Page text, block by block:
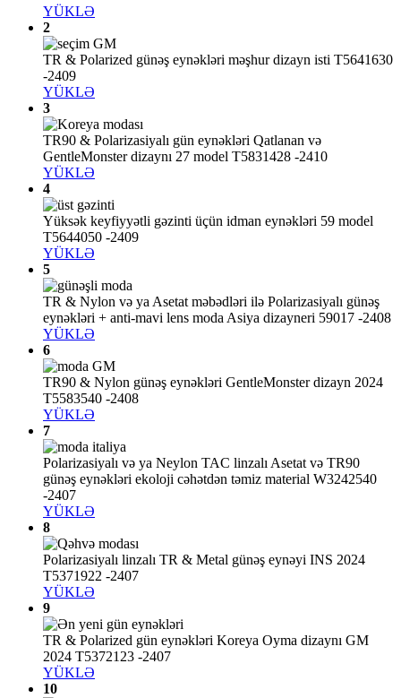
YÜKLƏ
2
TR & Polarized günəş eynəkləri məşhur dizayn isti T5641630
-2409
YÜKLƏ
3
TR90 & Polarizasiyalı gün eynəkləri Qatlanan və
GentleMonster dizaynı 27 model T5831428 -2410
YÜKLƏ
4
Yüksək keyfiyyətli gəzinti üçün idman eynəkləri 59 model
T5644050 -2409
YÜKLƏ
5
TR & Nylon və ya Asetat məbədləri ilə Polarizasiyalı günəş
eynəkləri + anti-mavi lens moda Asiya dizayneri 59017 -2408
YÜKLƏ
6
TR90 & Nylon günəş eynəkləri GentleMonster dizayn 2024
T5583540 -2408
YÜKLƏ
7
Polarizasiyalı və ya Neylon TAC linzalı Asetat və TR90
günəş eynəkləri ekoloji cəhətdən təmiz material W3242540
-2407
YÜKLƏ
8
Polarizasiyalı linzalı TR & Metal günəş eynəyi INS 2024
T5371922 -2407
YÜKLƏ
9
TR & Polarized gün eynəkləri Koreya Oyma dizaynı GM
2024 T5372123 -2407
YÜKLƏ
10